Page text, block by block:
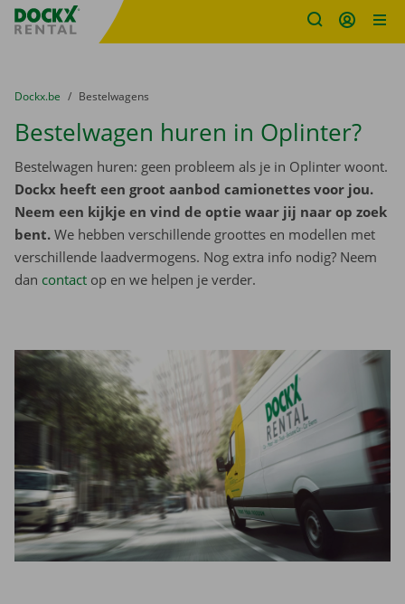
Fratello DEMO
U bevindt zich hier:
van
Dockx.be naar
Bestelwagens
Bestelwagen huren in Oplinter?
Bestelwagen huren: geen probleem als je in Oplinter woont.
Dockx heeft een groot aanbod camionettes voor jou.
Neem een kijkje en vind de optie waar jij naar op zoek
bent. We hebben verschillende groottes en modellen met
verschillende laadvermogens. Nog extra info nodig? Neem
dan contact op en we helpen je verder.